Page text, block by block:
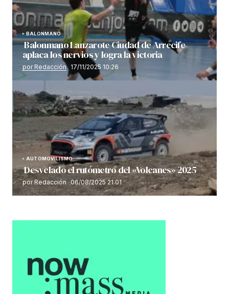
BALONMANO
Balonmano Lanzarote Ciudad de Arrecife
aplaca los nervios y logra la victoria
por Redacción 17/11/2025 10:26
AUTOMOVILISMO
Desvelado el rutómetro del «Volcanes» 2025
por Redacción 06/08/2025 21:01